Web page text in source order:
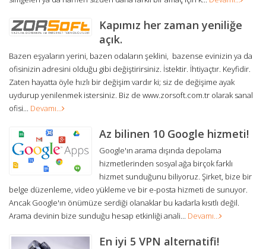
Kapımız her zaman yeniliğe
açık.
Bazen eşyaların yerini, bazen odaların şeklini, bazense evinizin ya da
ofisinizin adresini olduğu gibi değiştirirsiniz. İstektir. İhtiyaçtır. Keyfidir.
Zaten hayatta öyle hızlı bir değişim vardır ki; siz de değişime ayak
uydurup yenilenmek istersiniz. Biz de www.zorsoft.com.tr olarak sanal
ofisi... Devamı...
Az bilinen 10 Google hizmeti!
Google'ın arama dışında depolama
hizmetlerinden sosyal ağa birçok farklı
hizmet sunduğunu biliyoruz. Şirket, bize bir
belge düzenleme, video yükleme ve bir e-posta hizmeti de sunuyor.
Ancak Google'ın önümüze serdiği olanaklar bu kadarla kısıtlı değil.
Arama devinin bize sunduğu hesap etkinliği anali... Devamı...
En iyi 5 VPN alternatifi!